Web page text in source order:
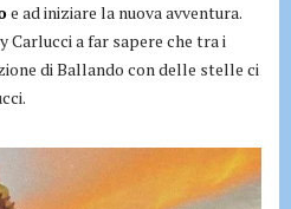
e ad iniziare la nuova avventura.
a far sapere che tra i
di Ballando con delle stelle ci